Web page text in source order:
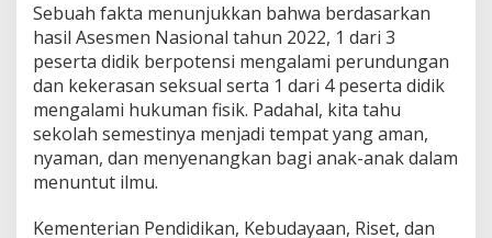
a
s
a
Sebuah fakta menunjukkan bahwa berdasarkan
hasil Asesmen Nasional tahun 2022, 1 dari 3
peserta didik berpotensi mengalami perundungan
dan kekerasan seksual serta 1 dari 4 peserta didik
mengalami hukuman fisik. Padahal, kita tahu
sekolah semestinya menjadi tempat yang aman,
nyaman, dan menyenangkan bagi anak-anak dalam
menuntut ilmu.
Kementerian Pendidikan, Kebudayaan, Riset, dan